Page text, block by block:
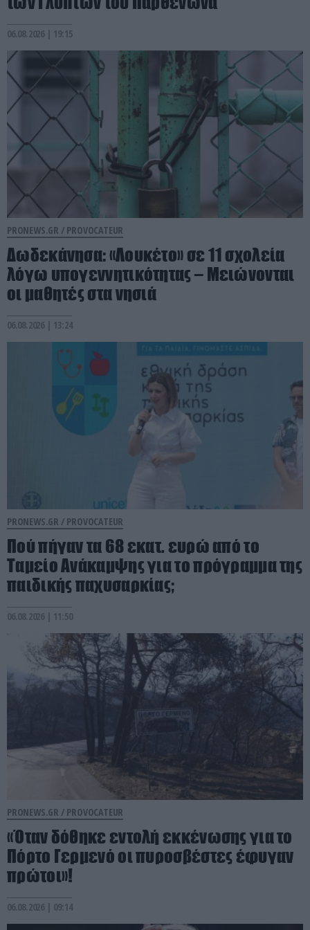
06.08.2026 | 19:15
PRONEWS.GR / PROVOCATEUR
Δωδεκάνησα: «Λουκέτο» σε 11 σχολεία
λόγω υπογεννητικότητας – Μειώνονται
οι μαθητές στα νησιά
06.08.2026 | 13:24
PRONEWS.GR / PROVOCATEUR
Πού πήγαν τα 68 εκατ. ευρώ από το
Ταμείο Ανάκαμψης για το πρόγραμμα της
παιδικής παχυσαρκίας;
06.08.2026 | 11:50
PRONEWS.GR / PROVOCATEUR
«Όταν δόθηκε εντολή εκκένωσης για το
Πόρτο Γερμενό οι πυροσβέστες έφυγαν
πρώτοι»!
06.08.2026 | 09:14